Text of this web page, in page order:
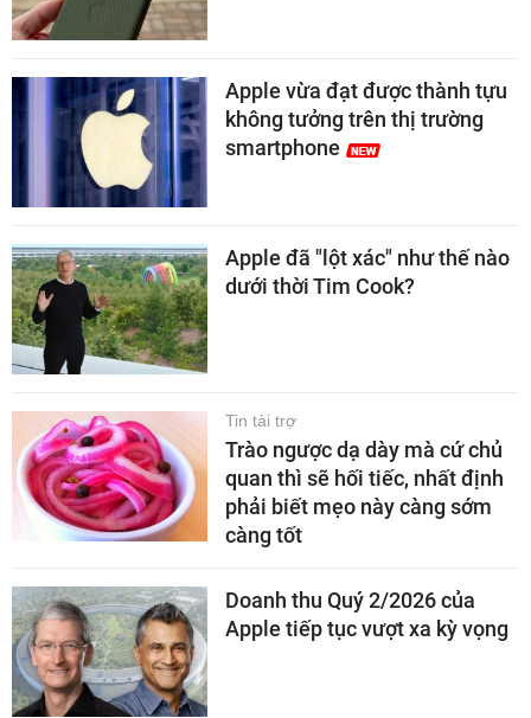
Apple vừa đạt được thành tựu
không tưởng trên thị trường
smartphone
Apple đã "lột xác" như thế nào
dưới thời Tim Cook?
Tin tài trợ
Trào ngược dạ dày mà cứ chủ
quan thì sẽ hối tiếc, nhất định
phải biết mẹo này càng sớm
càng tốt
Doanh thu Quý 2/2026 của
Apple tiếp tục vượt xa kỳ vọng